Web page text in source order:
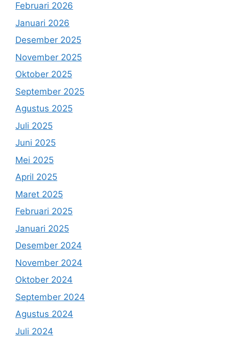
Februari 2026
Januari 2026
Desember 2025
November 2025
Oktober 2025
September 2025
Agustus 2025
Juli 2025
Juni 2025
Mei 2025
April 2025
Maret 2025
Februari 2025
Januari 2025
Desember 2024
November 2024
Oktober 2024
September 2024
Agustus 2024
Juli 2024